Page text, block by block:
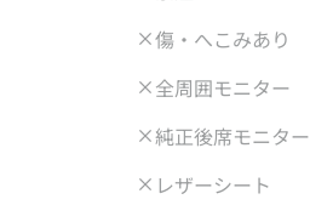
傷・へこみあり
全周囲モニター
純正後席モニター
レザーシート